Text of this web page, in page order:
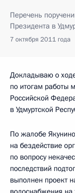
Перечень
Президента в
7 октября 2011 года
Докладываю о
по итогам работы
Российской
в Удмуртской
По жалобе
на бездействие
по вопросу
последствий
выполнен проект